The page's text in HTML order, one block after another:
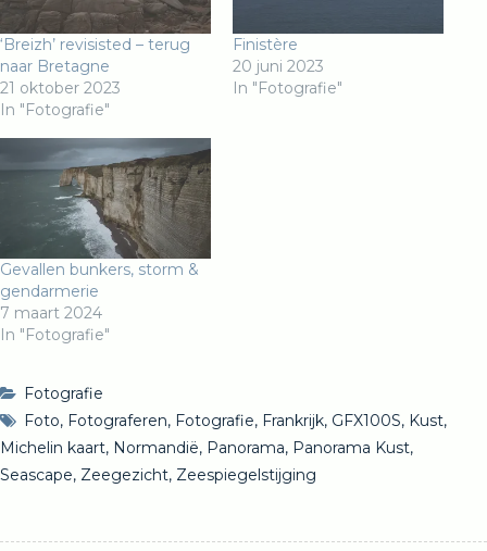
‘Breizh’ revisisted – terug
naar Bretagne
21 oktober 2023
In "Fotografie"
Finistère
20 juni 2023
In "Fotografie"
Gevallen bunkers, storm &
gendarmerie
7 maart 2024
In "Fotografie"
Fotografie
Foto, Fotograferen, Fotografie, Frankrijk, GFX100S, Kust,
Michelin kaart, Normandië, Panorama, Panorama Kust,
Seascape, Zeegezicht, Zeespiegelstijging